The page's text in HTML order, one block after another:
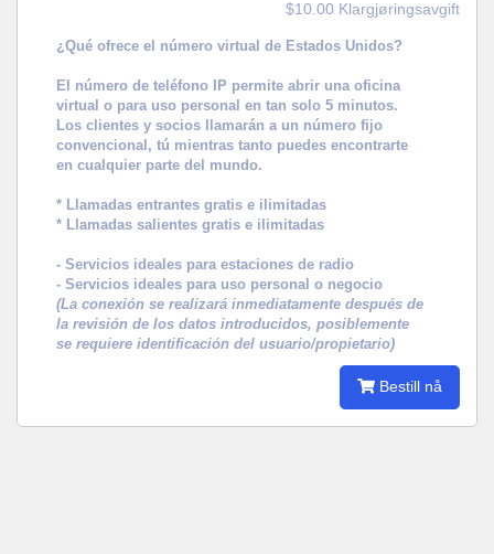
$10.00 Klargjøringsavgift
¿Qué ofrece el número virtual de Estados Unidos?
El número de teléfono IP permite abrir una oficina
virtual o para uso personal en tan solo 5 minutos.
Los clientes y socios llamarán a un número fijo
convencional, tú mientras tanto puedes encontrarte
en cualquier parte del mundo.
* Llamadas entrantes gratis e ilimitadas
* Llamadas salientes gratis e ilimitadas
- Servicios ideales para estaciones de radio
- Servicios ideales para uso personal o negocio
(La conexión se realizará inmediatamente después de
la revisión de los datos introducidos, posiblemente
se requiere identificación del usuario/propietario)
Bestill nå